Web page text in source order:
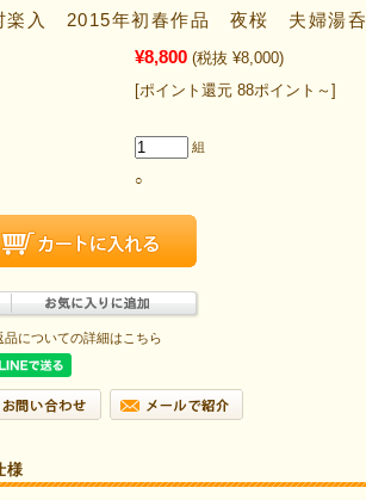
楽入 2015年初春作品 夜桜 夫婦湯呑
¥8,800 (税抜 ¥8,000)
[ポイント還元 88ポイント～]
組
○
品についての詳細はこちら
様